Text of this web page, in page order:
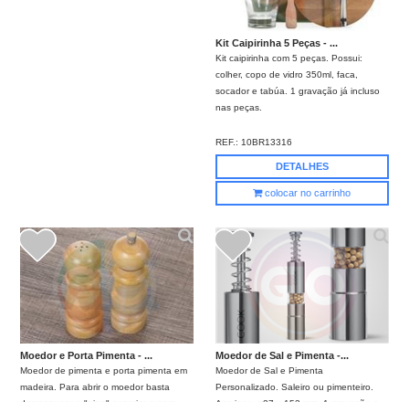
Kit Caipirinha 5 Peças - ...
Kit caipirinha com 5 peças. Possui:
colher, copo de vidro 350ml, faca,
socador e tabúa. 1 gravação já incluso
nas peças.
REF.: 10BR13316
DETALHES
colocar no carrinho
Moedor e Porta Pimenta - ...
Moedor de pimenta e porta pimenta em
madeira. Para abrir o moedor basta
Moedor de Sal e Pimenta -...
Moedor de Sal e Pimenta
Personalizado. Saleiro ou pimenteiro.